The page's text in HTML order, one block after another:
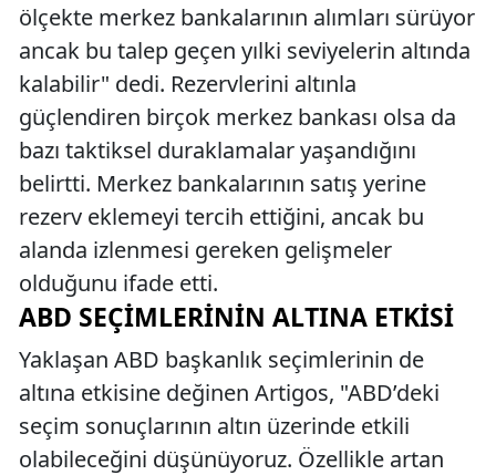
ölçekte merkez bankalarının alımları sürüyor
ancak bu talep geçen yılki seviyelerin altında
kalabilir" dedi. Rezervlerini altınla
güçlendiren birçok merkez bankası olsa da
bazı taktiksel duraklamalar yaşandığını
belirtti. Merkez bankalarının satış yerine
rezerv eklemeyi tercih ettiğini, ancak bu
alanda izlenmesi gereken gelişmeler
olduğunu ifade etti.
ABD SEÇIMLERININ ALTINA ETKISI
Yaklaşan ABD başkanlık seçimlerinin de
altına etkisine değinen Artigos, "ABD’deki
seçim sonuçlarının altın üzerinde etkili
olabileceğini düşünüyoruz. Özellikle artan